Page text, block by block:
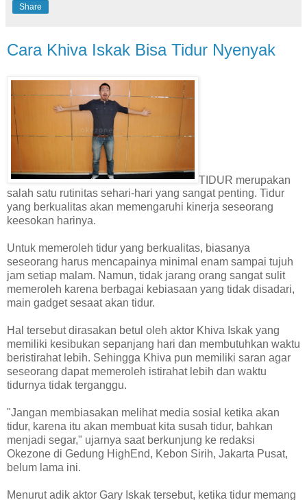
Share
Cara Khiva Iskak Bisa Tidur Nyenyak
TIDUR merupakan
salah satu rutinitas sehari-hari yang sangat penting. Tidur
yang berkualitas akan memengaruhi kinerja seseorang
keesokan harinya.
Untuk memeroleh tidur yang berkualitas, biasanya
seseorang harus mencapainya minimal enam sampai tujuh
jam setiap malam. Namun, tidak jarang orang sangat sulit
memeroleh karena berbagai kebiasaan yang tidak disadari,
main gadget sesaat akan tidur.
Hal tersebut dirasakan betul oleh aktor Khiva Iskak yang
memiliki kesibukan sepanjang hari dan membutuhkan waktu
beristirahat lebih. Sehingga Khiva pun memiliki saran agar
seseorang dapat memeroleh istirahat lebih dan waktu
tidurnya tidak terganggu.
"Jangan membiasakan melihat media sosial ketika akan
tidur, karena itu akan membuat kita susah tidur, bahkan
menjadi segar," ujarnya saat berkunjung ke redaksi
Okezone di Gedung HighEnd, Kebon Sirih, Jakarta Pusat,
belum lama ini.
Menurut adik aktor Gary Iskak tersebut, ketika tidur memang